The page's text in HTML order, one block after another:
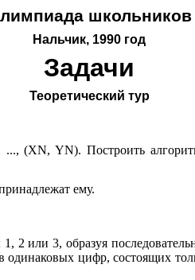
Нальчик, 1990 год
Задачи
Теоретический тур
(XN, YN). Построить
ему.
или 3, образуя
цифр, состоящих